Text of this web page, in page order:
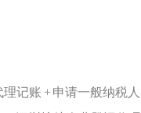
记账 + 申请一般纳税